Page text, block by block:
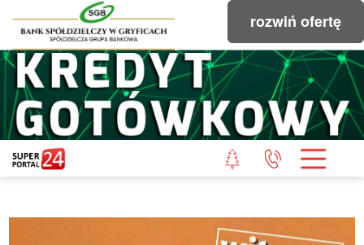
rozwiń ofertę
STRONA GŁÓWNA
POWIAT GRYFICKI